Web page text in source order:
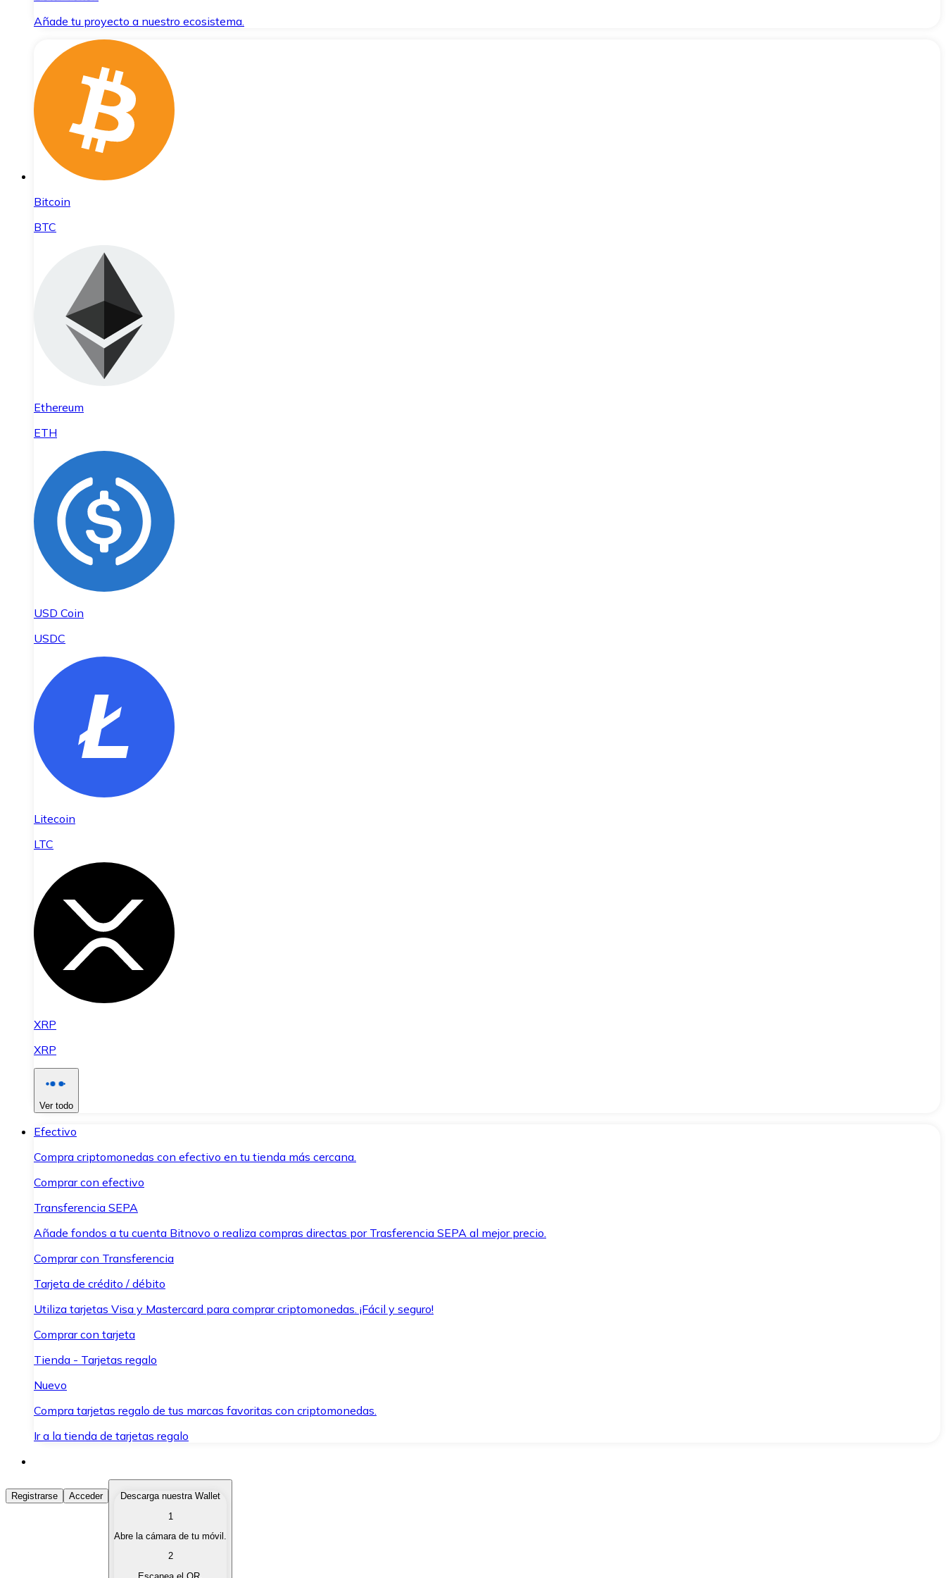
Añade tu proyecto a nuestro ecosistema.
Bitcoin
BTC
Ethereum
ETH
USD Coin
USDC
Litecoin
LTC
XRP
XRP
Ver todo
Efectivo
Compra criptomonedas con efectivo en tu tienda más cercana.
Comprar con efectivo
Transferencia SEPA
Añade fondos a tu cuenta Bitnovo o realiza compras directas por Trasferencia SEPA al mejor precio.
Comprar con Transferencia
Tarjeta de crédito / débito
Utiliza tarjetas Visa y Mastercard para comprar criptomonedas. ¡Fácil y seguro!
Comprar con tarjeta
Tienda - Tarjetas regalo
Nuevo
Compra tarjetas regalo de tus marcas favoritas con criptomonedas.
Ir a la tienda de tarjetas regalo
Comprar Criptomonedas
Compra criptomonedas con diferentes métodos de pago.
Vende tus criptomonedas de forma rápida y segura.
Registrarse Acceder
Descarga nuestra Wallet
1
Abre la cámara de tu móvil.
2